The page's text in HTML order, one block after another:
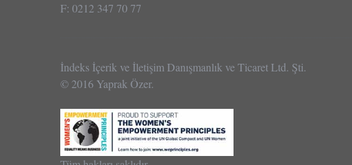
F: 0212 347 70 77
İndeks İçerik ve İletişim Danışmanlık ve Ticaret Ltd. Şti.
© 2016 Yaprak Özer.